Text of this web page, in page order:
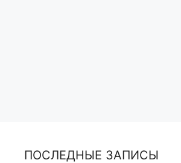
ПОСЛЕДНЫЕ ЗАПИСЫ